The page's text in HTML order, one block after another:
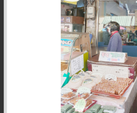
식품
010-9528-3759
구월로276번길 17